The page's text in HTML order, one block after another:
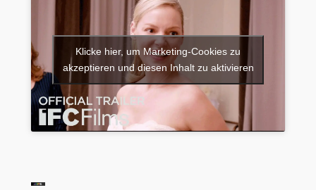
Klicke hier, um Marketing-Cookies zu
akzeptieren und diesen Inhalt zu aktivieren